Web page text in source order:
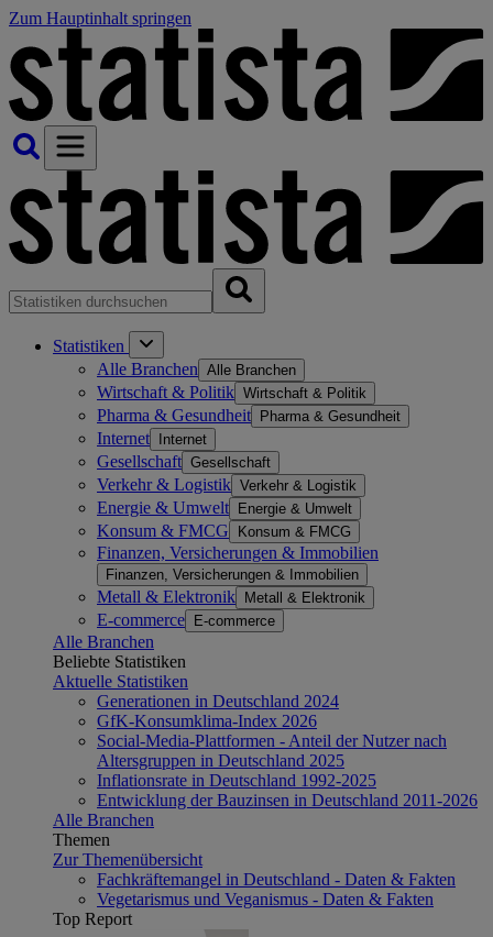
Zum Hauptinhalt springen
Statistiken
Alle Branchen Alle Branchen
Wirtschaft & Politik Wirtschaft & Politik
Pharma & Gesundheit Pharma & Gesundheit
Internet Internet
Gesellschaft Gesellschaft
Verkehr & Logistik Verkehr & Logistik
Energie & Umwelt Energie & Umwelt
Konsum & FMCG Konsum & FMCG
Finanzen, Versicherungen & Immobilien
Finanzen, Versicherungen & Immobilien
Metall & Elektronik Metall & Elektronik
E-commerce E-commerce
Alle Branchen
Beliebte Statistiken
Aktuelle Statistiken
Generationen in Deutschland 2024
GfK-Konsumklima-Index 2026
Social-Media-Plattformen - Anteil der Nutzer nach
Altersgruppen in Deutschland 2025
Inflationsrate in Deutschland 1992-2025
Entwicklung der Bauzinsen in Deutschland 2011-2026
Alle Branchen
Themen
Zur Themenübersicht
Fachkräftemangel in Deutschland - Daten & Fakten
Vegetarismus und Veganismus - Daten & Fakten
Top Report